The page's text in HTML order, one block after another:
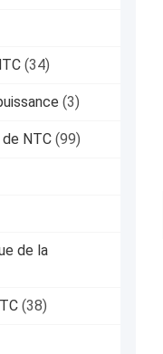
(34)
(3)
NTC (99)
de la
(38)